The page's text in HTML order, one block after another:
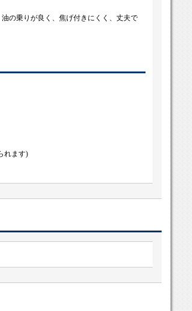
の乗りが良く、焦げ付きにくく、丈夫で
れます)